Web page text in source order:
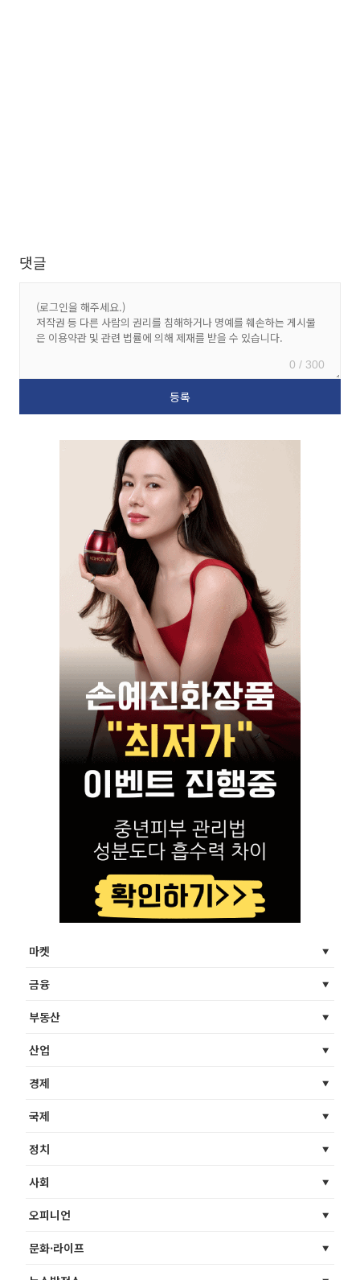
댓글
0 / 300
마켓
금융
부동산
산업
경제
국제
정치
사회
오피니언
문화·라이프